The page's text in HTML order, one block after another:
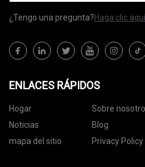
¿Tengo una pregunta?Haga clic aquí
ENLACES RÁPIDOS
Hogar Sobre
Noticias
Blog
mapa del sitio
Privacy Policy